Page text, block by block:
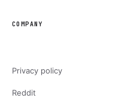
COMPANY
Privacy policy
Reddit